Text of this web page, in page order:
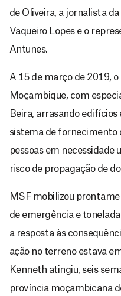
de Oliveira, a jornalista
Vaqueiro Lopes e o
Antunes.
A 15 de março de 2019,
Moçambique, com
Beira, arrasando
sistema de fornecimento
pessoas em necessidade
risco de propagação de
MSF mobilizou
de emergência e
a resposta às
ação no terreno estava
Kenneth atingiu, seis
província moçambicana